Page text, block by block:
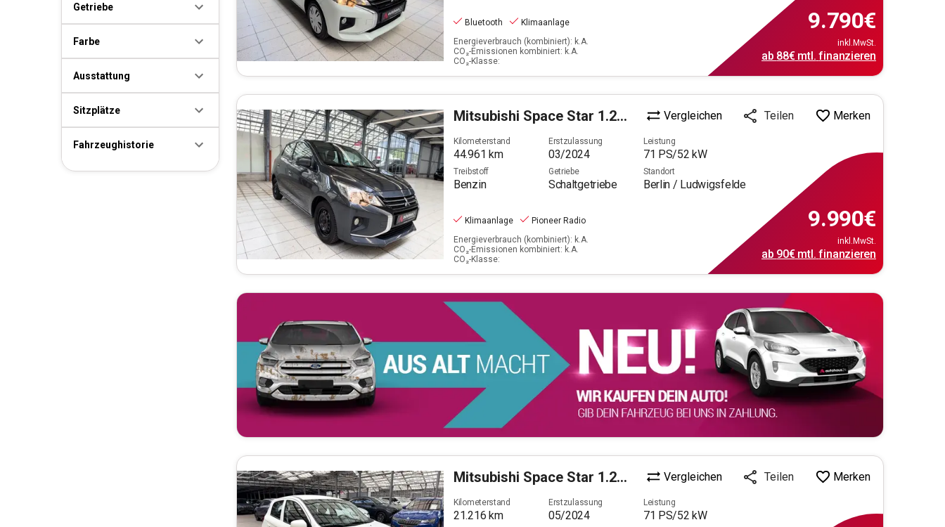
Getriebe
Farbe
Ausstattung
Sitzplätze
Fahrzeughistorie
Bluetooth
Klimaanlage
Energieverbrauch (kombiniert): k.A.
CO₂-Emissionen kombiniert: k.A.
CO₂-Klasse:
9.790€
inkl.MwSt.
ab 88€mtl. finanzieren
Mitsubishi Space Star 1.2 Select (EURO 6d) Vergleichen Teilen Merken
Kilometerstand
44.961 km
Erstzulassung
03/2024
Leistung
71 PS/52 kW
Treibstoff
Benzin
Getriebe
Schaltgetriebe
Standort
Berlin / Ludwigsfelde
Klimaanlage
Pioneer Radio
Energieverbrauch (kombiniert): k.A.
CO₂-Emissionen kombiniert: k.A.
CO₂-Klasse:
9.990€
inkl.MwSt.
ab 90€mtl. finanzieren
Mitsubishi Space Star 1.2 Select (EURO 6d) Vergleichen Teilen Merken
Kilometerstand
21.216 km
Erstzulassung
05/2024
Leistung
71 PS/52 kW